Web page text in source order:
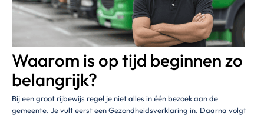
Waarom is op tijd beginnen zo
belangrijk?
Bij een groot rijbewijs regel je niet alles in één bezoek aan de
gemeente. Je vult eerst een Gezondheidsverklaring in. Daarna volgt